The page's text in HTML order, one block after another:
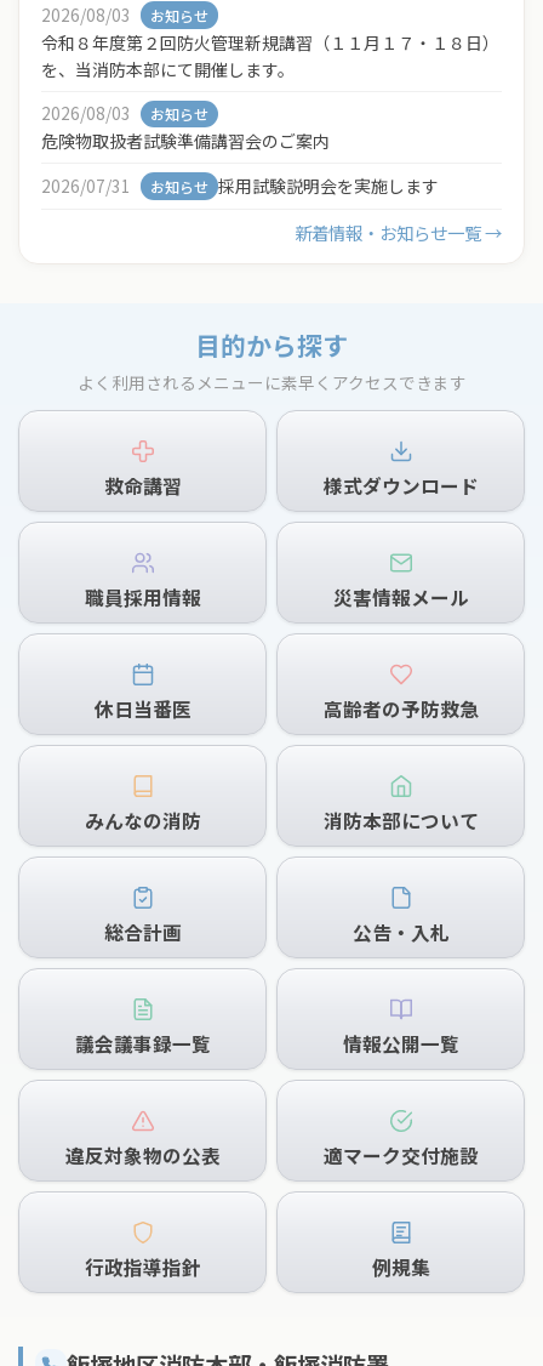
2026/08/03
お知らせ
令和８年度第２回防火管理新規講習（１１月１７・１８日）
を、当消防本部にて開催します。
2026/08/03
お知らせ
危険物取扱者試験準備講習会のご案内
2026/07/31
お知らせ 採用試験説明会を実施します
新着情報・お知らせ一覧 →
目的から探す
よく利用されるメニューに素早くアクセスできます
救命講習 様式ダウンロード
職員採用情報 災害情報メール
休日当番医 高齢者の予防救急
みんなの消防 消防本部について
総合計画 公告・入札
議会議事録一覧 情報公開一覧
違反対象物の公表 適マーク交付施設
行政指導指針 例規集